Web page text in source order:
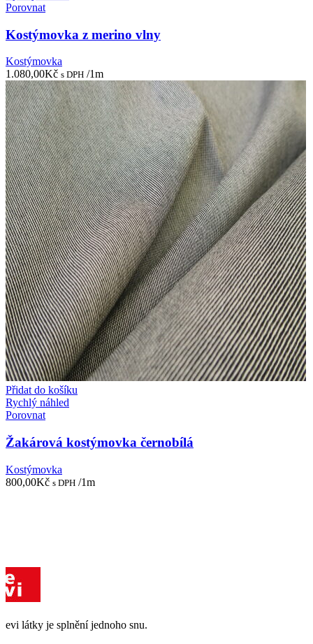
Porovnat
Kostýmovka z merino vlny
Kostýmovka
1.080,00Kč s DPH /1m
Přidat do košíku
Rychlý náhled
Porovnat
Žakárová kostýmovka černobílá
Kostýmovka
800,00Kč s DPH /1m
evi látky je splnění jednoho snu.